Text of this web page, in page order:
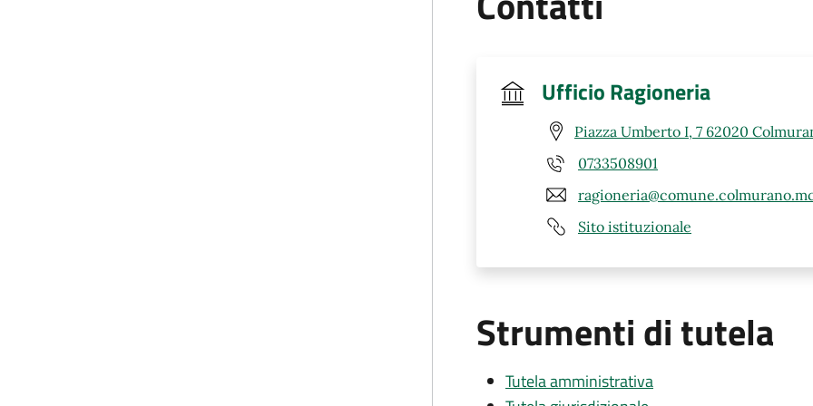
Ufficio Ragioneria
Piazza Umberto I, 7 62020
0733508901
Sito istituzionale
Strumenti di tutela
Tutela amministrativa